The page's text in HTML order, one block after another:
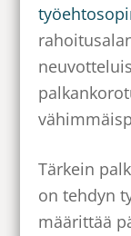
Tärkein
on tehdyn
määrittää